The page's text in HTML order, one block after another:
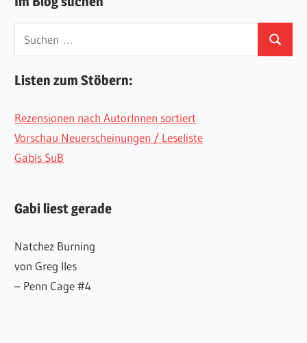
Suchen
nach:
Suchen
Listen zum Stöbern:
Rezensionen nach AutorInnen sortiert
Vorschau Neuerscheinungen / Leseliste
Gabis SuB
Gabi liest gerade
Natchez Burning
von Greg Iles
– Penn Cage #4